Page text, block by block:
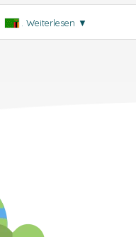
Weiterlesen ▼